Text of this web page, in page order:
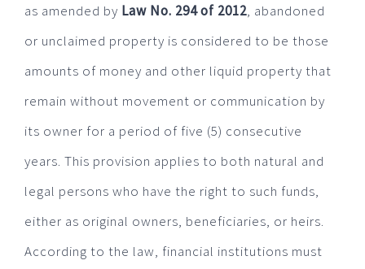
as amended by Law No. 294 of 2012, abandoned
or unclaimed property is considered to be those
amounts of money and other liquid property that
remain without movement or communication by
its owner for a period of five (5) consecutive
years. This provision applies to both natural and
legal persons who have the right to such funds,
either as original owners, beneficiaries, or heirs.
According to the law, financial institutions must